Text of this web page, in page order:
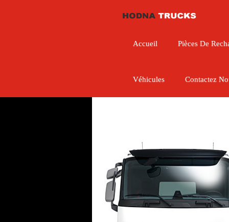
Accueil Pièces De
Véhicules Contactez